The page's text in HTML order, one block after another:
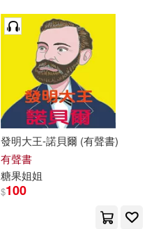
發明大王-諾貝爾 (有聲書)
有聲書
糖果姐姐
$100